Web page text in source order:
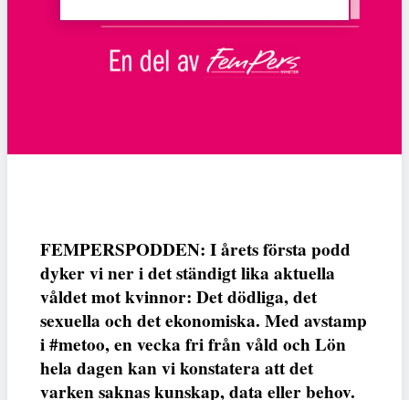
FEMPERSPODDEN: I årets första podd
dyker vi ner i det ständigt lika aktuella
våldet mot kvinnor: Det dödliga, det
sexuella och det ekonomiska. Med avstamp
i #metoo, en vecka fri från våld och Lön
hela dagen kan vi konstatera att det
varken saknas kunskap, data eller behov.